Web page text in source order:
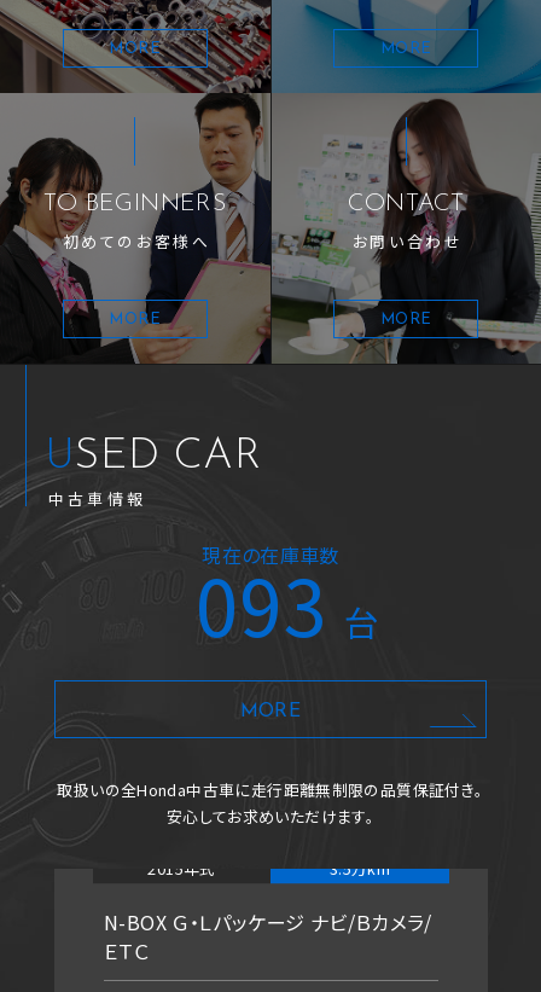
MORE MORE
TO BEGINNERS
初めてのお客様へ
MORE
CONTACT
お問い合わせ
MORE
USED CAR
中古車情報
現在の在庫車数
093台
MORE
取扱いの全Honda中古車に走行距離無制限の品質保証付き。
安心してお求めいただけます。
2015年式 3.5万km
N-BOX Ｇ・Ｌパッケージ ナビ/Ｂカメラ/
ＥＴＣ